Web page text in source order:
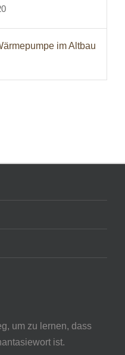
im Altbau
um zu lernen, dass
ist.